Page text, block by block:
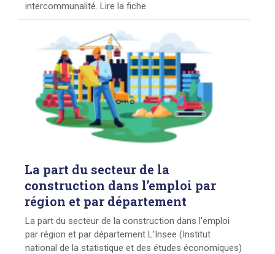
intercommunalité. Lire la fiche
La part du secteur de la
construction dans l’emploi par
région et par département
La part du secteur de la construction dans l’emploi
par région et par département L’Insee (Institut
national de la statistique et des études économiques)